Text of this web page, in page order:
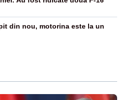
din nou, motorina este la un